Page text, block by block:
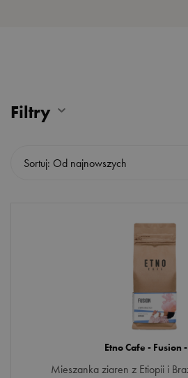
kwaśna
Filtry
Sortuj: Od najnowszych
Etno Cafe - Fusion
Mieszanka ziaren z Etiopii i